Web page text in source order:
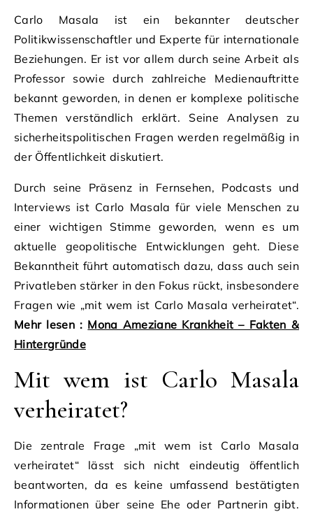
Carlo Masala ist ein bekannter deutscher
Politikwissenschaftler und Experte für internationale
Beziehungen. Er ist vor allem durch seine Arbeit als
Professor sowie durch zahlreiche Medienauftritte
bekannt geworden, in denen er komplexe politische
Themen verständlich erklärt. Seine Analysen zu
sicherheitspolitischen Fragen werden regelmäßig in
der Öffentlichkeit diskutiert.
Durch seine Präsenz in Fernsehen, Podcasts und
Interviews ist Carlo Masala für viele Menschen zu
einer wichtigen Stimme geworden, wenn es um
aktuelle geopolitische Entwicklungen geht. Diese
Bekanntheit führt automatisch dazu, dass auch sein
Privatleben stärker in den Fokus rückt, insbesondere
Fragen wie „mit wem ist Carlo Masala verheiratet“.
Mehr lesen : Mona Ameziane Krankheit – Fakten &
Hintergründe
Mit wem ist Carlo Masala
verheiratet?
Die zentrale Frage „mit wem ist Carlo Masala
verheiratet“ lässt sich nicht eindeutig öffentlich
beantworten, da es keine umfassend bestätigten
Informationen über seine Ehe oder Partnerin gibt.